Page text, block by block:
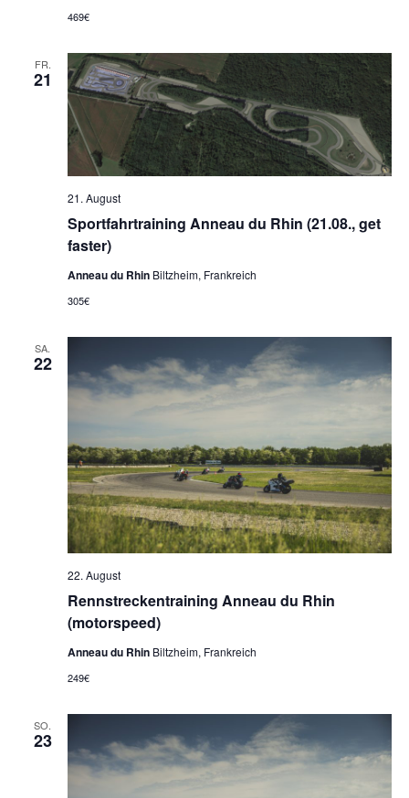
469€
FR.
21
Sportfahrtraining Anneau du Rhin (21.08., get
faster)
21. August
Anneau du Rhin Biltzheim, Frankreich
305€
SA.
22
Rennstreckentraining Anneau du Rhin
(motorspeed)
22. August
Anneau du Rhin Biltzheim, Frankreich
249€
SO.
23